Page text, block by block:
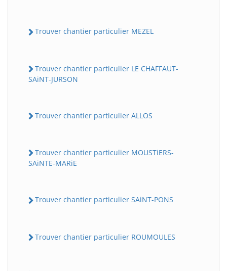
Trouver chantier particulier MEZEL
Trouver chantier particulier LE CHAFFAUT-
SAiNT-JURSON
Trouver chantier particulier ALLOS
Trouver chantier particulier MOUSTiERS-
SAiNTE-MARiE
Trouver chantier particulier SAiNT-PONS
Trouver chantier particulier ROUMOULES